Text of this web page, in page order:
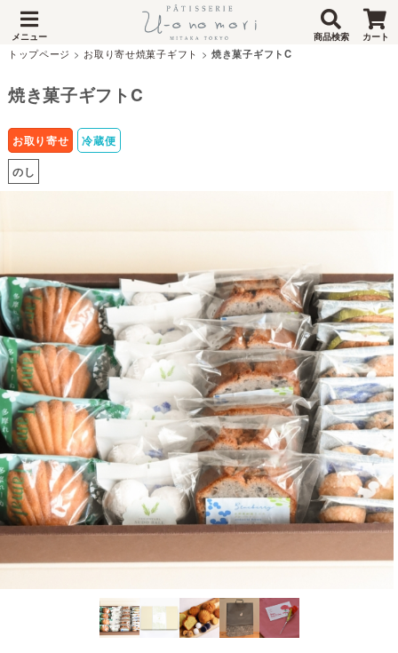
メニュー 商品検索 カート
トップページ > お取り寄せ焼菓子ギフト >焼き菓子ギフトC
焼き菓子ギフトC
お取り寄せ
冷蔵便
のし